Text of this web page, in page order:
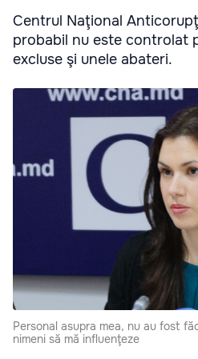
Centrul Naţional
probabil nu este controlat
excluse şi unele abateri.
Personal asupra mea, nu au fost
nimeni să mă influenţeze